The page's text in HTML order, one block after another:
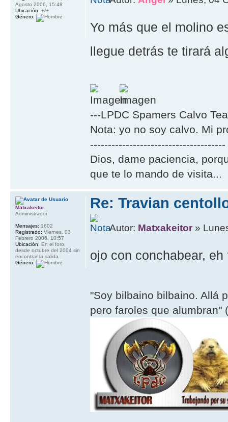
Yo más que el molino
llegue detrás te tirará
---LPDC Spamers Calvo
Nota: yo no soy calvo. Mi
--------------------------------------
Dios, dame paciencia,
que te lo mando de visita...
Agosto 2006, 15:48
Ubicación: +/+
Género:
Re: Travian
Autor: Matxakeitor »
ojo con conchabear,
"Soy bilbaino bilbaino. Allá
pero faroles que alumbran"
Matxakeitor
Administrador
Mensajes: 1602
Registrado: Viernes, 03
Febrero 2006, 10:57
Ubicación: En el foro,
desde octubre del 2004 sin
encontrar la salida
Género: